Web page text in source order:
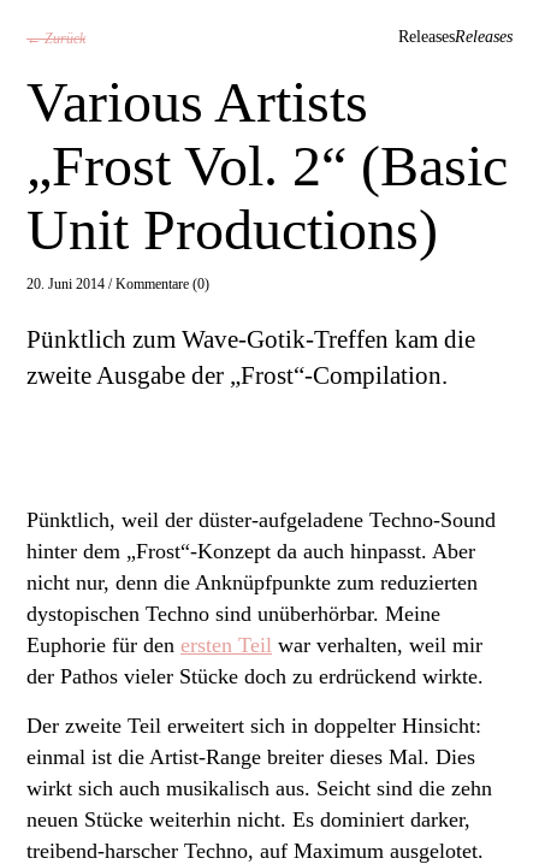
← Zurück ReleasesReleases
Various Artists
„Frost Vol. 2“ (Basic
Unit Productions)
20. Juni 2014 /Kommentare (0)
Pünktlich zum Wave-Gotik-Treffen kam die
zweite Ausgabe der „Frost“-Compilation.
Pünktlich, weil der düster-aufgeladene Techno-Sound
hinter dem „Frost“-Konzept da auch hinpasst. Aber
nicht nur, denn die Anknüpfpunkte zum reduzierten
dystopischen Techno sind unüberhörbar. Meine
Euphorie für den ersten Teil war verhalten, weil mir
der Pathos vieler Stücke doch zu erdrückend wirkte.
Der zweite Teil erweitert sich in doppelter Hinsicht:
einmal ist die Artist-Range breiter dieses Mal. Dies
wirkt sich auch musikalisch aus. Seicht sind die zehn
neuen Stücke weiterhin nicht. Es dominiert darker,
treibend-harscher Techno, auf Maximum ausgelotet.